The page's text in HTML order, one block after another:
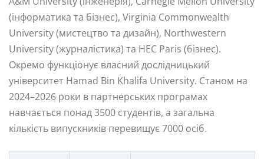
(інформатика та бізнес), Virginia Commonwealth
University (мистецтво та дизайн), Northwestern
University (журналістика) та HEC Paris (бізнес).
Окремо функціонує власний дослідницький
університет Hamad Bin Khalifa University. Станом на
2024–2026 роки в партнерських програмах
навчається понад 3500 студентів, а загальна
кількість випускників перевищує 7000 осіб.